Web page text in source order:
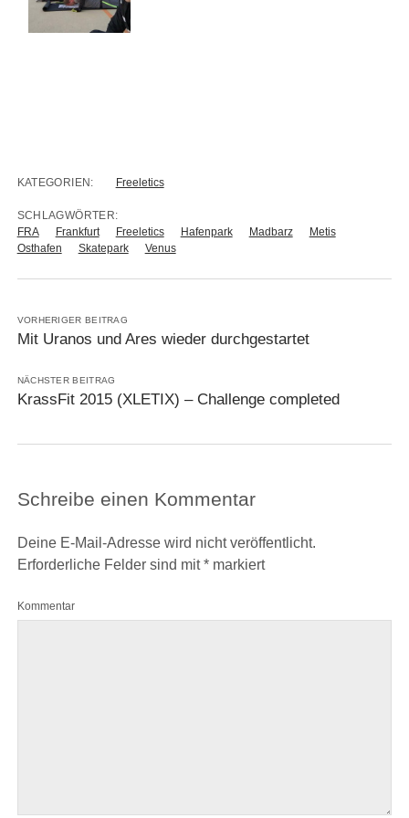
KATEGORIEN: Freeletics
SCHLAGWÖRTER:
FRA
Frankfurt Freeletics Hafenpark Madbarz
Metis
Osthafen
Skatepark Venus
VORHERIGER BEITRAG
Mit Uranos und Ares wieder durchgestartet
NÄCHSTER BEITRAG
KrassFit 2015 (XLETIX) – Challenge completed
Schreibe einen Kommentar
Deine E-Mail-Adresse wird nicht veröffentlicht.
Erforderliche Felder sind mit*markiert
Kommentar